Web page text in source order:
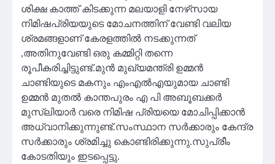
ശിക്ഷ കാത്ത് കിടക്കുന്ന മലയാളി നേഴ്‌സായ
നിമിഷപ്രിയയുടെ മോചനത്തിന് വേണ്ടി വലിയ
ശ്രമങ്ങളാണ് കേരളത്തിൽ നടക്കുന്നത്
,അതിനുവേണ്ടി ഒരു കമ്മിറ്റി തന്നെ
രൂപീകരിച്ചിട്ടുണ്ട്.മുൻ മുഖ്യമന്ത്രി ഉമ്മൻ
ചാണ്ടിയുടെ മകനും എംഎൽഎയുമായ ചാണ്ടി
ഉമ്മൻ മുതൽ കാന്തപുരം എ പി അബൂബക്കർ
മുസ്‌ലിയാർ വരെ നിമിഷ പ്രിയയെ മോചിപ്പിക്കാൻ
അധ്വാനിക്കുന്നുണ്ട്.സംസ്ഥാന സർക്കാരും കേന്ദ്ര
സർക്കാരും ശ്രമിച്ചു കൊണ്ടിരിക്കുന്നു.സുപ്രീം
കോടതിയും ഇടപ്പെട്ടു.